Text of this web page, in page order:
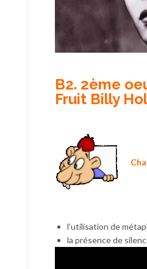
B2. 2ème
Fruit Billy
l’utilisation de
la présence de